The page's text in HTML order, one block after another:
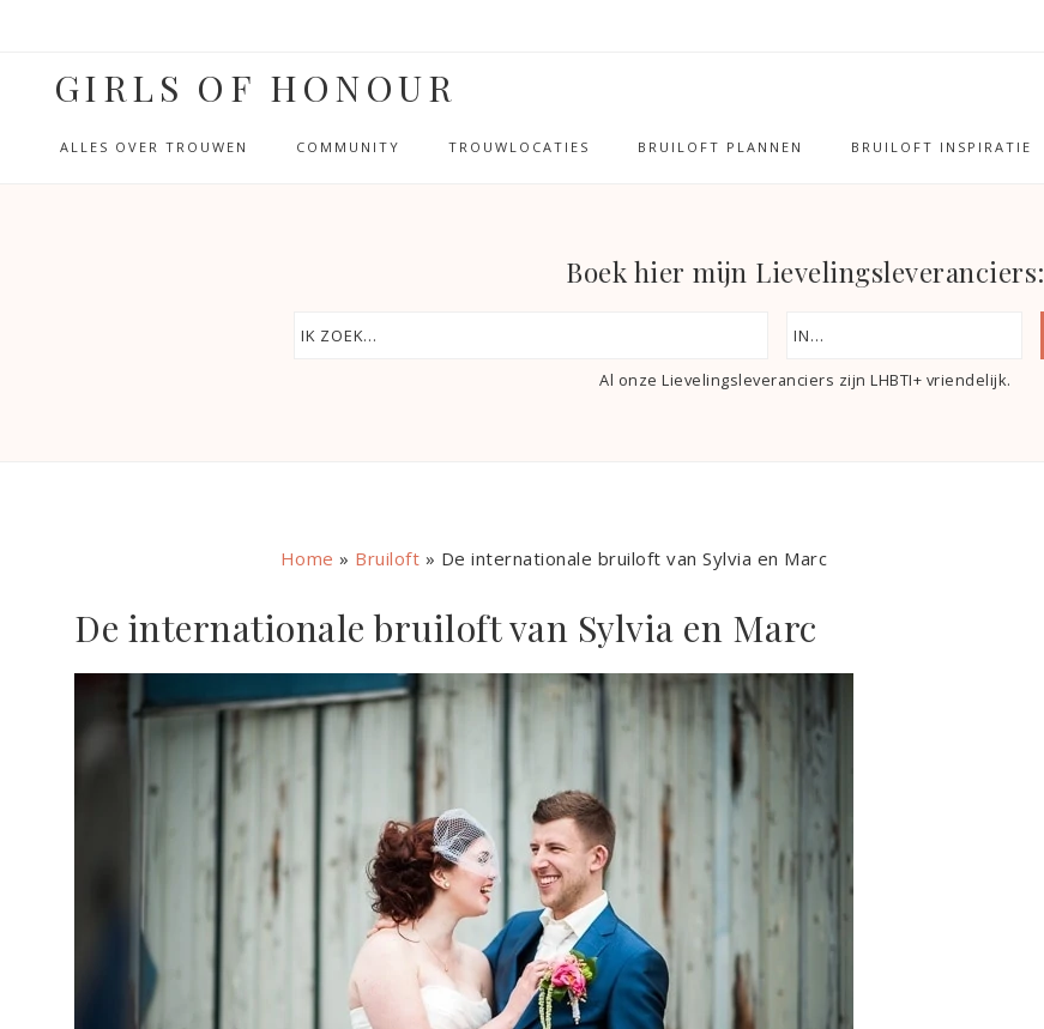
GIRLS OF HONOUR
ALLES OVER TROUWEN COMMUNITY TROUWLOCATIES BRUILOFT PLANNEN BRUILOFT INSPIRATIE
Boek hier mijn Lievelingsleveranciers:
Al onze Lievelingsleveranciers zijn LHBTI+ vriendelijk.
Home » Bruiloft » De internationale bruiloft van Sylvia en Marc
De internationale bruiloft van Sylvia en Marc